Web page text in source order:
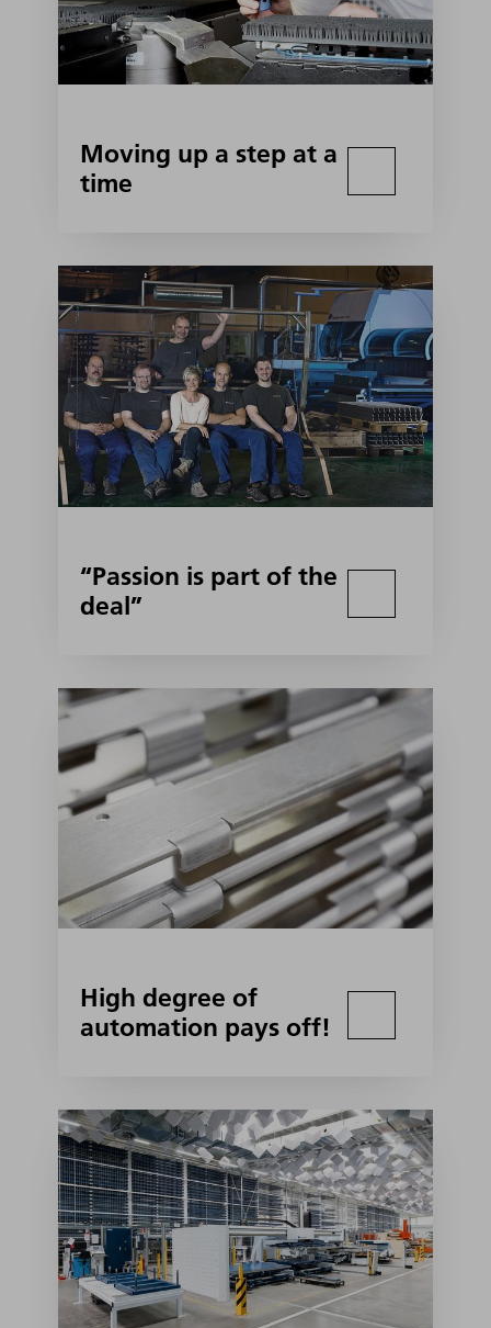
Moving up a step at a
time
“Passion is part of the
deal”
High degree of
automation pays off!